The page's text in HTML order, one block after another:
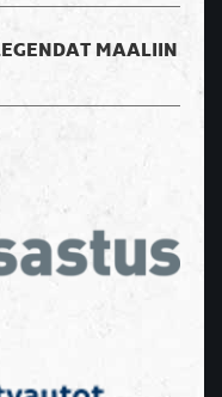
MAALIIN